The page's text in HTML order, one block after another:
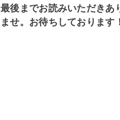
最後までお読みいただきあ
ませ。お待ちしております